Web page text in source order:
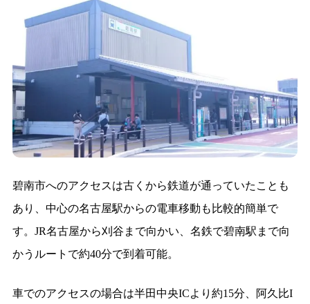
碧南市へのアクセスは古くから鉄道が通っていたことも
あり、中心の名古屋駅からの電車移動も比較的簡単で
す。JR名古屋から刈谷まで向かい、名鉄で碧南駅まで向
かうルートで約40分で到着可能。
車でのアクセスの場合は半田中央ICより約15分、阿久比I